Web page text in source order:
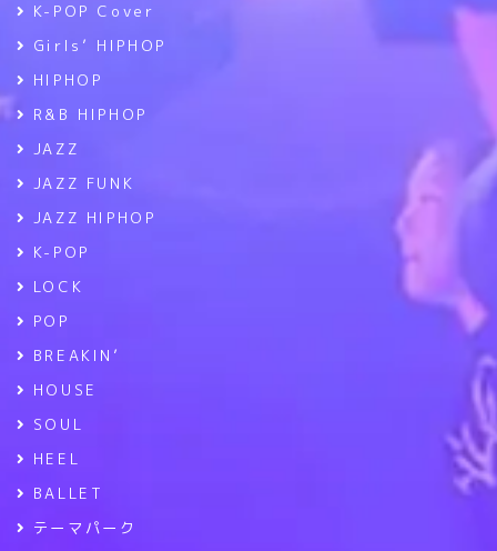
K-POP Cover
Girls’ HIPHOP
HIPHOP
R&B HIPHOP
JAZZ
JAZZ FUNK
JAZZ HIPHOP
K-POP
LOCK
POP
BREAKIN’
HOUSE
SOUL
HEEL
BALLET
テーマパーク